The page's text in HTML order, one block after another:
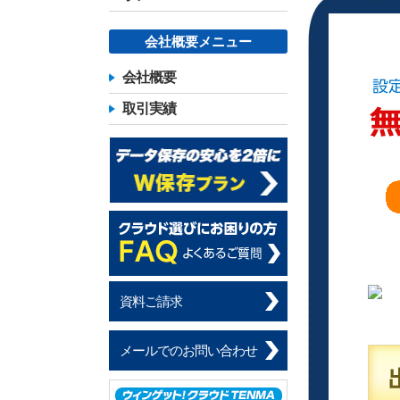
会社概要メニュー
会社概要
取引実績
資料ご請求
メールでのお問い合わせ